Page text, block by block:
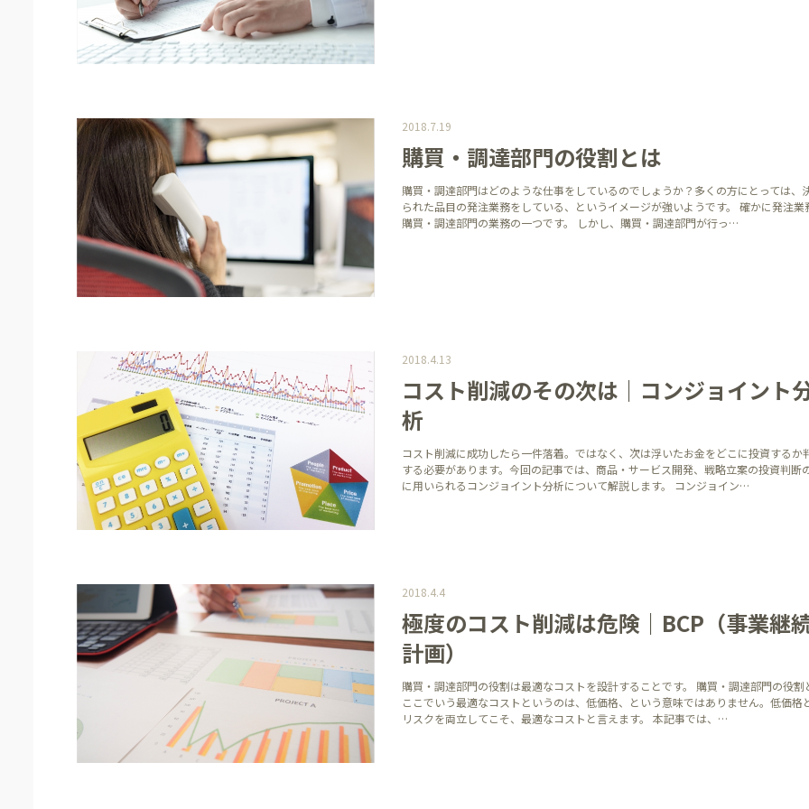
2018.7.19
購買・調達部門の役割とは
購買・調達部門はどのような仕事をしているのでしょうか？多くの方にとっては、
られた品目の発注業務をしている、というイメージが強いようです。 確かに発注業
購買・調達部門の業務の一つです。 しかし、購買・調達部門が行っ…
2018.4.13
コスト削減のその次は｜コンジョイント
析
コスト削減に成功したら一件落着。ではなく、次は浮いたお金をどこに投資するか
する必要があります。今回の記事では、商品・サービス開発、戦略立案の投資判断
に用いられるコンジョイント分析について解説します。 コンジョイン…
2018.4.4
極度のコスト削減は危険｜BCP（事業継
計画）
購買・調達部門の役割は最適なコストを設計することです。 購買・調達部門の役割
ここでいう最適なコストというのは、低価格、という意味ではありません。低価格
リスクを両立してこそ、最適なコストと言えます。 本記事では、…